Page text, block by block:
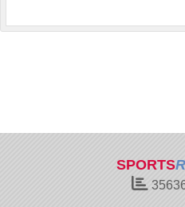
SPORTS